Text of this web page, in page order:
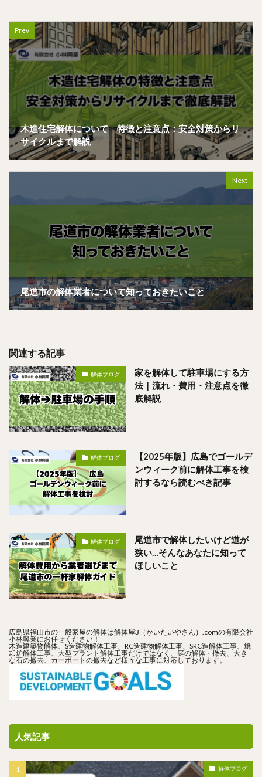
Prev
木造住宅解体について 特徴と注意点：安全対策からリ
サイクルまで解説
Next
尾道市の解体業者について知っておきたいこと
関連する記事
解体ブログ
家を解体して駐車場にする方
法｜流れ・費用・注意点を徹
底解説
解体ブログ
【2025年版】広島でゴールデ
ンウィーク前に解体工事を検
討するなら読むべき記事
解体ブログ
尾道市で解体したいけど道が
狭い…そんなあなたに知って
ほしいこと
広島県福山市の一般家屋の解体は解体屋3（かいたいやさん）.comの有限会社
小林興業にお任せください！
木造建築物解体、S造建物解体工事、RC造建物解体工事、SRC造解体工事、焼
却炉解体工事、大型プラント解体工事だけではなく、庭の解体・撤去、大き
な石の撤去、カーポートの撤去など様々な工事に対応しております。
人気記事
解体ブログ